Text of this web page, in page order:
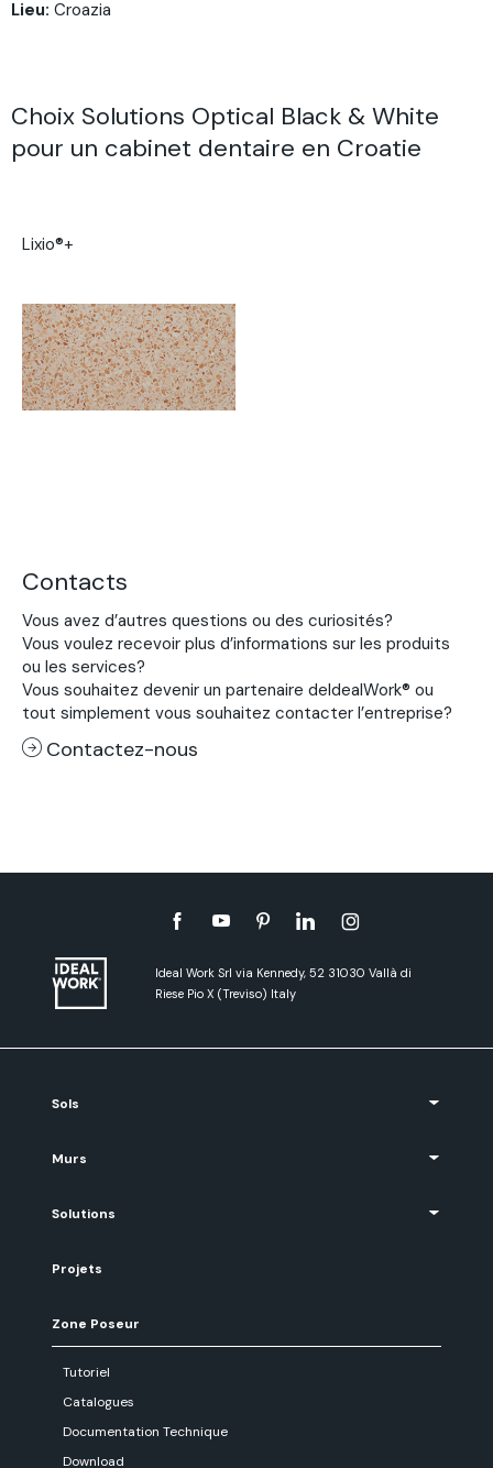
Lieu: Croazia
Choix Solutions Optical Black & White
pour un cabinet dentaire en Croatie
Lixio®+
Contacts
Vous avez d’autres questions ou des curiosités?
Vous voulez recevoir plus d’informations sur les produits
ou les services?
Vous souhaitez devenir un partenaire deIdealWork® ou
tout simplement vous souhaitez contacter l’entreprise?
Contactez-nous
Ideal Work Srl via Kennedy, 52 31030 Vallà di
Riese Pio X (Treviso) Italy
Sols
Murs
Solutions
Projets
Zone Poseur
Tutoriel
Catalogues
Documentation Technique
Download